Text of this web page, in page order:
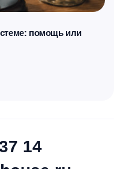
помощь или
14